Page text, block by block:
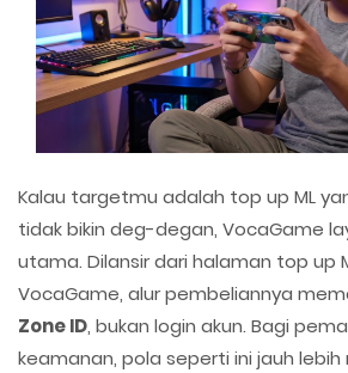
Kalau targetmu adalah top up ML
tidak bikin deg-degan, VocaGame
utama. Dilansir dari halaman top up
VocaGame, alur pembeliannya
Zone ID, bukan login akun. Bagi
keamanan, pola seperti ini jauh lebih